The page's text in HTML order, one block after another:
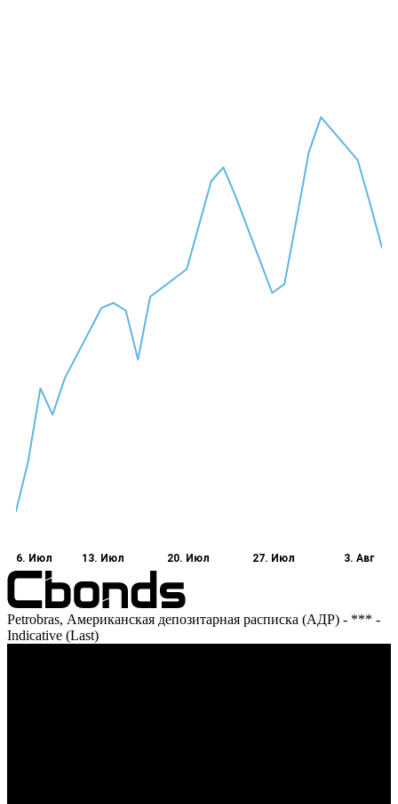
6. Июл 13. Июл 20. Июл 27. Июл 3. Авг
Petrobras, Американская депозитарная расписка (АДР) - *** -
Indicative (Last)